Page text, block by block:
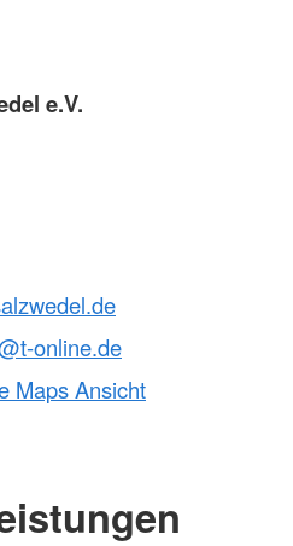
e.V.
online.de
Maps Ansicht